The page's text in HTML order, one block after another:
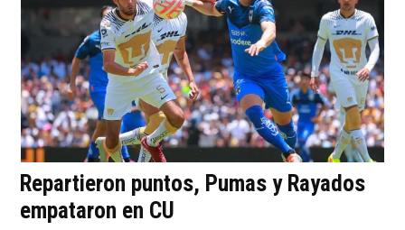
Repartieron puntos, Pumas y Rayados
empataron en CU